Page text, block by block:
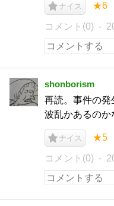
ナイス ★6
コメント(0)
shonborism
再読。事件の
波乱かあるのか
ナイス ★5
コメント(0)